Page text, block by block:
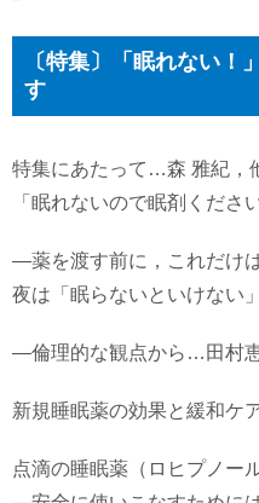
〔特集〕「眠れない！
す
特集にあたって…森 雅紀，
「眠れないので眠剤ください
―薬を渡す前に，これだけ
夜は「眠らないといけない
―倫理的な観点から…田村
新規睡眠薬の効果と緩和ケ
点滴の睡眠薬（ロヒプノー